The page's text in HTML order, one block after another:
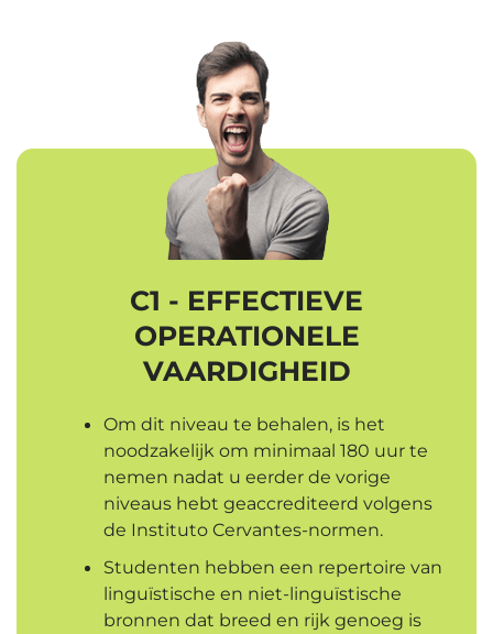
C1 - EFFECTIEVE
OPERATIONELE
VAARDIGHEID
Om dit niveau te behalen, is het
noodzakelijk om minimaal 180 uur te
nemen nadat u eerder de vorige
niveaus hebt geaccrediteerd volgens
de Instituto Cervantes-normen.
Studenten hebben een repertoire van
linguïstische en niet-linguïstische
bronnen dat breed en rijk genoeg is